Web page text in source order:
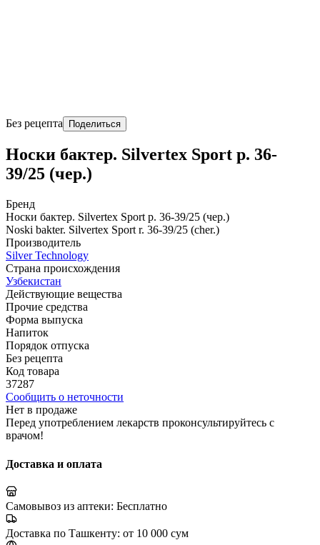
Без рецепта Поделиться
Носки бактер. Silvertex Sport р. 36-
39/25 (чер.)
Бренд
Носки бактер. Silvertex Sport р. 36-39/25 (чер.)
Noski bakter. Silvertex Sport r. 36-39/25 (cher.)
Производитель
Silver Technology
Страна происхождения
Узбекистан
Действующие вещества
Прочие средства
Форма выпуска
Напиток
Порядок отпуска
Без рецепта
Код товара
37287
Сообщить о неточности
Нет в продаже
Перед употреблением лекарств проконсультируйтесь с
врачом!
Доставка и оплата
Самовывоз из аптеки: Бесплатно
Доставка по Ташкенту: от 10 000 сум